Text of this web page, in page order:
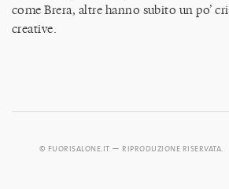
come Brera, altre hanno subito un po’
creative.
© FUORISALONE.IT — RIPRODUZIONE RISERVATA.